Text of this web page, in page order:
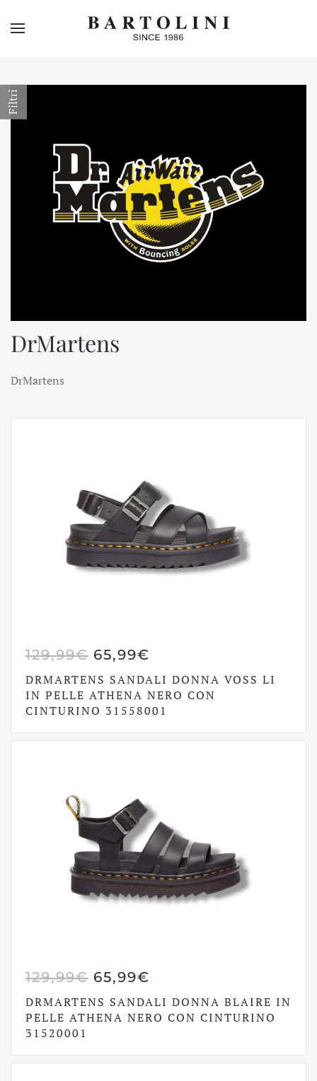
Skip to main content
DrMartens
DrMartens
129,99€ IL
PREZZO
ORIGINALE
ERA:
129,99€.
65,99€
PREZZO
ATTUALE
È:
65,99€.
DRMARTENS SANDALI DONNA VOSS LI
IN PELLE ATHENA NERO CON
CINTURINO 31558001
129,99€ IL
PREZZO
ORIGINALE
129,99€.
65,99€
PREZZO
ATTUALE
65,99€.
DRMARTENS SANDALI DONNA BLAIRE IN
PELLE ATHENA NERO CON CINTURINO
31520001
Filtri